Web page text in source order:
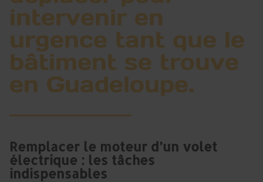
intervenir en
urgence tant que le
bâtiment se trouve
en Guadeloupe.
Remplacer le moteur d’un volet
électrique : les tâches
indispensables